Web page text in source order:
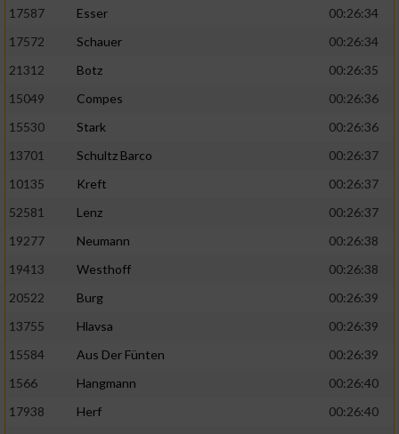
17587 Esser
00:26:34
17572
Schauer
00:26:34
21312
Botz
00:26:35
15049
Compes
00:26:36
15530
Stark
00:26:36
13701
Schultz Barco
00:26:37
10135
Kreft
00:26:37
52581
Lenz
00:26:37
19277
Neumann
00:26:38
19413
Westhoff
00:26:38
20522
Burg
00:26:39
13755
Hlavsa
00:26:39
15584
Aus Der Fünten
00:26:39
1566
Hangmann
00:26:40
17938
Herf
00:26:40